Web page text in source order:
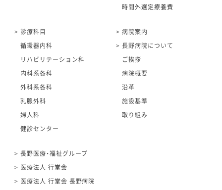
時間外選定療養費
診療科目
循環器内科
リハビリテーション科
内科系各科
外科系各科
乳腺外科
婦人科
健診センター
病院案内
長野病院について
ご挨拶
病院概要
沿革
施設基準
取り組み
長野医療・福祉グループ
医療法人 行堂会
医療法人 行堂会 長野病院